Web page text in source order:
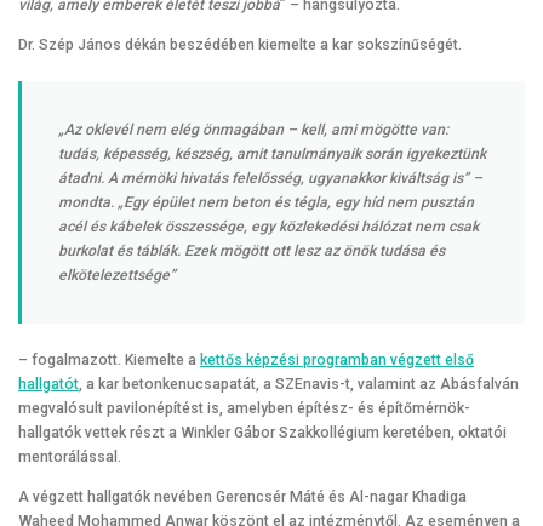
világ, amely emberek életét teszi jobbá” – hangsúlyozta.
Dr. Szép János dékán beszédében kiemelte a kar sokszínűségét.
„Az oklevél nem elég önmagában – kell, ami mögötte van:
tudás, képesség, készség, amit tanulmányaik során igyekeztünk
átadni. A mérnöki hivatás felelősség, ugyanakkor kiváltság is” –
mondta. „Egy épület nem beton és tégla, egy híd nem pusztán
acél és kábelek összessége, egy közlekedési hálózat nem csak
burkolat és táblák. Ezek mögött ott lesz az önök tudása és
elkötelezettsége”
– fogalmazott. Kiemelte a kettős képzési programban végzett első
hallgatót, a kar betonkenucsapatát, a SZEnavis-t, valamint az Abásfalván
megvalósult pavilonépítést is, amelyben építész- és építőmérnök-
hallgatók vettek részt a Winkler Gábor Szakkollégium keretében, oktatói
mentorálással.
A végzett hallgatók nevében Gerencsér Máté és Al-nagar Khadiga
Waheed Mohammed Anwar köszönt el az intézménytől. Az eseményen a